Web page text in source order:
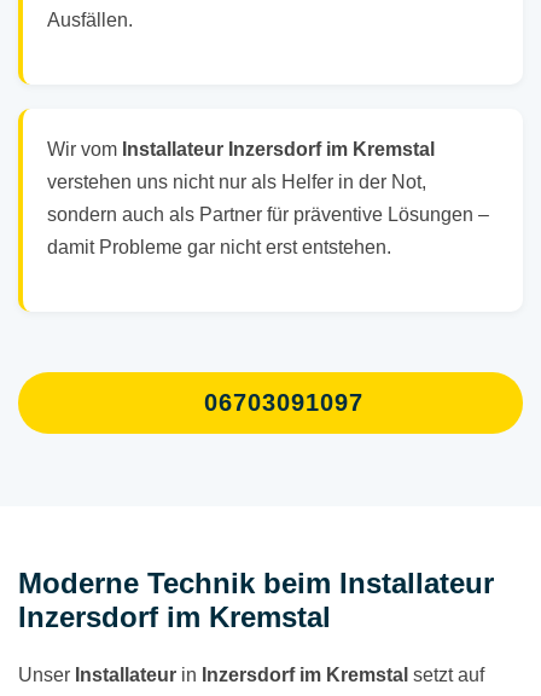
Ausfällen.
Wir vom Installateur Inzersdorf im Kremstal
verstehen uns nicht nur als Helfer in der Not,
sondern auch als Partner für präventive Lösungen –
damit Probleme gar nicht erst entstehen.
06703091097
Moderne Technik beim Installateur
Inzersdorf im Kremstal
Unser Installateur in Inzersdorf im Kremstal setzt auf